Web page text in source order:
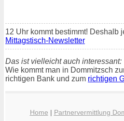
12 Uhr kommt bestimmt! Deshalb
Mittagstisch-Newsletter
Das ist vielleicht auch interessant:
Wie kommt man in Dommitzsch
richtigen Bank und zum richtigen
Home | Partnervermittlung